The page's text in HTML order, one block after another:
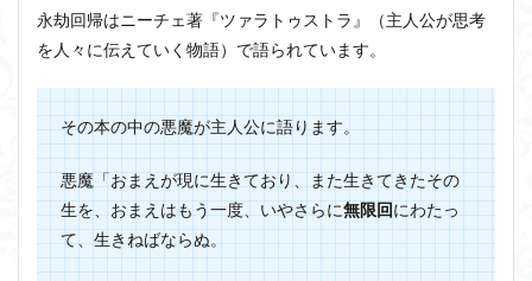
永劫回帰はニーチェ著『ツァラトゥストラ』（主人公が思考
を人々に伝えていく物語）で語られています。
その本の中の悪魔が主人公に語ります。
悪魔「おまえが現に生きており、また生きてきたその
生を、おまえはもう一度、いやさらに無限回にわたっ
て、生きねばならぬ。